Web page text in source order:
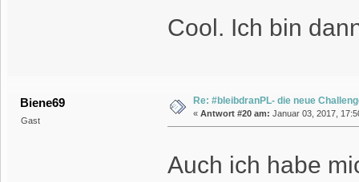
Cool. Ich bin
Biene69
Gast
Re: #bleibdranPL- die neue
« Antwort #20 am: Januar 03, 2017,
Auch ich habe